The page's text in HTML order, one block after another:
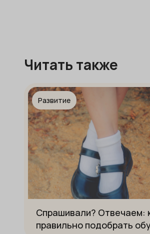
Читать также
Развитие
Спрашивали? Отвечаем:
правильно подобрать